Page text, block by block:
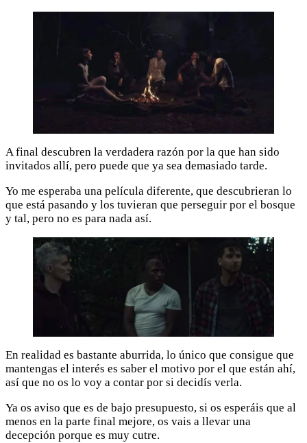
A final descubren la verdadera razón por la que han sido
invitados allí, pero puede que ya sea demasiado tarde.
Yo me esperaba una película diferente, que descubrieran lo
que está pasando y los tuvieran que perseguir por el bosque
y tal, pero no es para nada así.
En realidad es bastante aburrida, lo único que consigue que
mantengas el interés es saber el motivo por el que están ahí,
así que no os lo voy a contar por si decidís verla.
Ya os aviso que es de bajo presupuesto, si os esperáis que al
menos en la parte final mejore, os vais a llevar una
decepción porque es muy cutre.